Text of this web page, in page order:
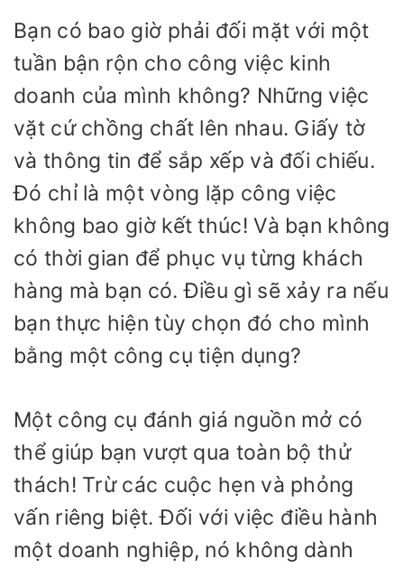
Bạn có bao giờ phải đối mặt với một
tuần bận rộn cho công việc kinh
doanh của mình không? Những việc
vặt cứ chồng chất lên nhau. Giấy tờ
và thông tin để sắp xếp và đối chiếu.
Đó chỉ là một vòng lặp công việc
không bao giờ kết thúc! Và bạn không
có thời gian để phục vụ từng khách
hàng mà bạn có. Điều gì sẽ xảy ra nếu
bạn thực hiện tùy chọn đó cho mình
bằng một công cụ tiện dụng?
Một công cụ đánh giá nguồn mở có
thể giúp bạn vượt qua toàn bộ thử
thách! Trừ các cuộc hẹn và phỏng
vấn riêng biệt. Đối với việc điều hành
một doanh nghiệp, nó không dành